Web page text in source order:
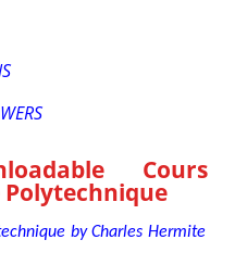
Cours
Polytechnique
by Charles Hermite